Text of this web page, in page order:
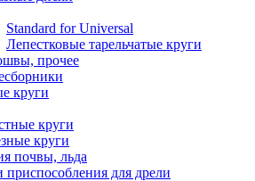
Standard for Universal
Лепестковые тарельчатые круги
прочее
круги
круги
круги
почвы, льда
приспособления для дрели